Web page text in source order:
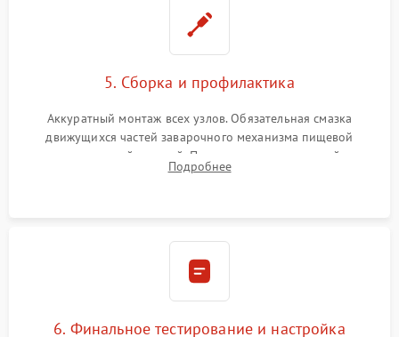
5. Сборка и профилактика
Аккуратный монтаж всех узлов. Обязательная смазка
движущихся частей заварочного механизма пищевой
силиконовой смазкой. Проведение программной
декальцинации и очистки системы от кофейных масел.
Подробнее
6. Финальное тестирование и настройка